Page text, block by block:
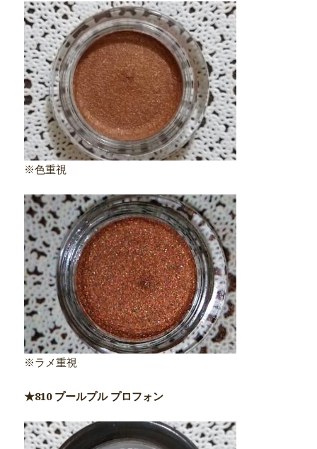
※色重視
※ラメ重視
★810 プールプル プロフォン